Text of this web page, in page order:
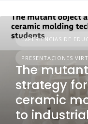
EXPERIENCIAS DE
PRESENTACIONES
The
strategy
ceramic
to